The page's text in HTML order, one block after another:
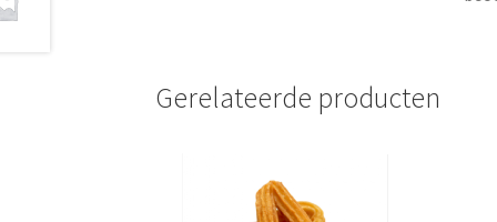
Gerelateerde producten